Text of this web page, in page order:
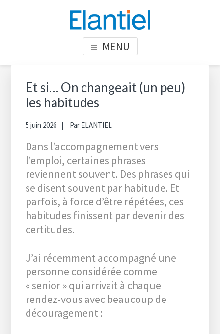
Elantiel développe les compétences relationnelle en milieu
professionnel
MENU
Et si… On changeait (un peu)
les habitudes
5 juin 2026 Par ELANTIEL
Dans l’accompagnement vers
l’emploi, certaines phrases
reviennent souvent. Des phrases qui
se disent souvent par habitude. Et
parfois, à force d’être répétées, ces
habitudes finissent par devenir des
certitudes.
J’ai récemment accompagné une
personne considérée comme
« senior » qui arrivait à chaque
rendez-vous avec beaucoup de
découragement :
Sidebar